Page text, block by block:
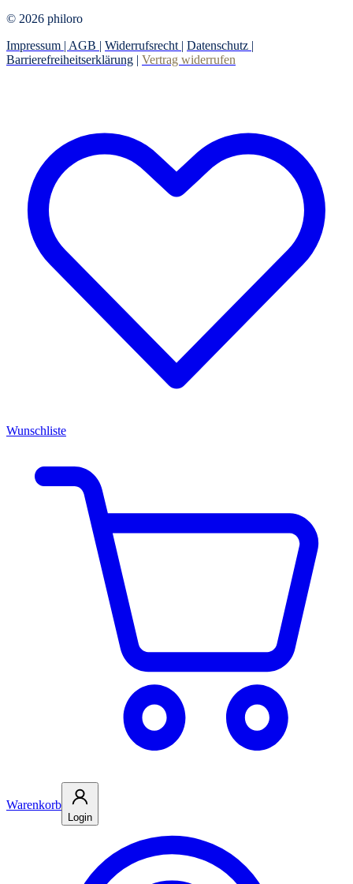
© 2026 philoro
Impressum | AGB | Widerrufsrecht | Datenschutz |
Barrierefreiheitserklärung | Vertrag widerrufen
Wunschliste
Warenkorb
Login